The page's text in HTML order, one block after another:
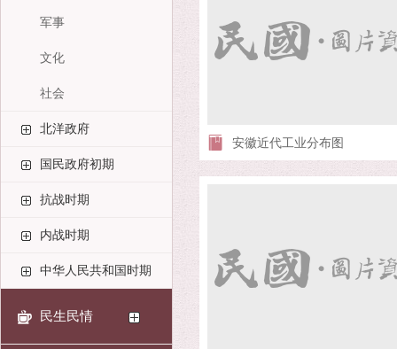
军事
文化
社会
北洋政府
国民政府初期
抗战时期
内战时期
中华人民共和国时期
民生民情
安徽近代工业分布图